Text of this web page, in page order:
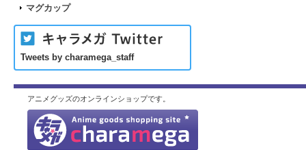
マグカップ
Tweets by charamega_staff
アニメグッズのオンラインショップです。